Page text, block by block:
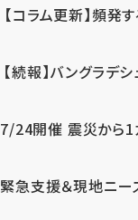
【コラム更新】頻
【続報】バングラ
7/24開催 震災から
緊急支援＆現地ニー